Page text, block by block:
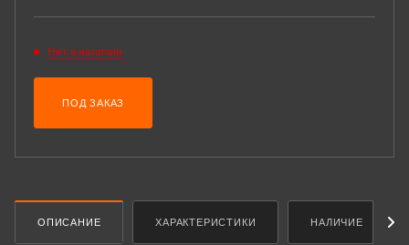
Нет в наличии
ПОД ЗАКАЗ
ОПИСАНИЕ ХАРАКТЕРИСТИКИ НАЛИЧИЕ